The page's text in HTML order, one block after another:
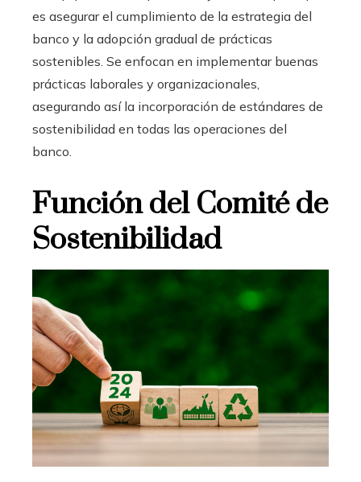
es asegurar el cumplimiento de la estrategia del
banco y la adopción gradual de prácticas
sostenibles. Se enfocan en implementar buenas
prácticas laborales y organizacionales,
asegurando así la incorporación de estándares de
sostenibilidad en todas las operaciones del
banco.
Función del Comité de
Sostenibilidad